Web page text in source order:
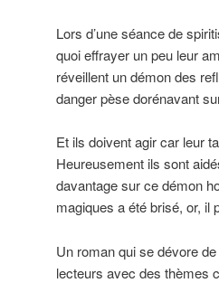
Lors d’une séance de
quoi effrayer un peu leur
réveillent un démon des
danger pèse dorénavant
Et ils doivent agir car leur
Heureusement ils sont
davantage sur ce démon
magiques a été brisé, or, il
Un roman qui se dévore
lecteurs avec des thèmes